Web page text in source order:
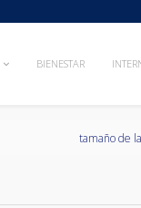
BIENESTAR
tamaño de